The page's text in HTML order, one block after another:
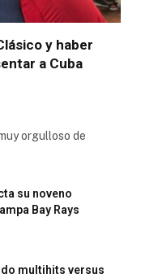
y haber
a Cuba
orgulloso de
su noveno
Bay Rays
multihits versus